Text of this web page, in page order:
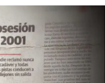
como el de
reportaje, ha